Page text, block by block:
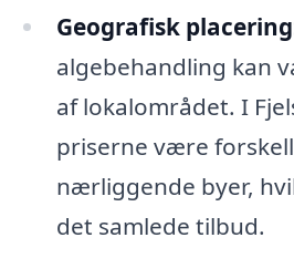
Geografisk
algebehandling kan
af lokalområdet. I
priserne være
nærliggende byer,
det samlede tilbud.